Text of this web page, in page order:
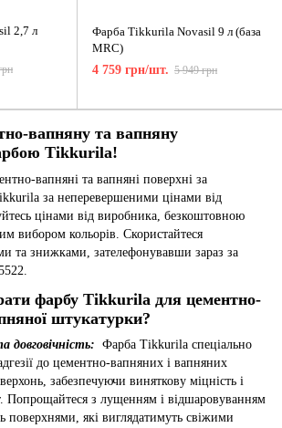
2,7 л
Фарба Tikkurila Novasil 9 л (база
MRС)
4 759 грн/шт. 5 949 грн
вапняну та вапняну
Tikkurila!
вапняні та вапняні поверхні за
за неперевершеними цінами від
цінами від виробника, безкоштовною
вибором кольорів. Скористайтеся
та знижками, зателефонувавши зараз за
фарбу Tikkurila для цементно-
штукатурки?
довговічність: Фарба Tikkurila спеціально
до цементно-вапняних і вапняних
забезпечуючи виняткову міцність і
Попрощайтеся з лущенням і відшаровуванням
поверхнями, які виглядатимуть свіжими